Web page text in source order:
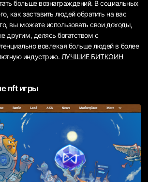
больше вознаграждений. В социальных
как заставить людей обратить на вас
вы можете использовать свои доходы,
другим, делясь богатством с
вовлекая больше людей в более
индустрию. ЛУЧШИЕ БИТКОИН
nft игры